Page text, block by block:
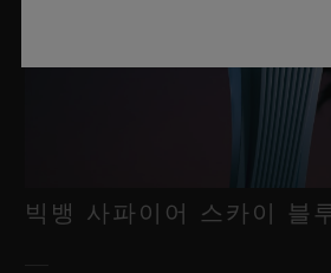
빅뱅 사파이어 스카이 블